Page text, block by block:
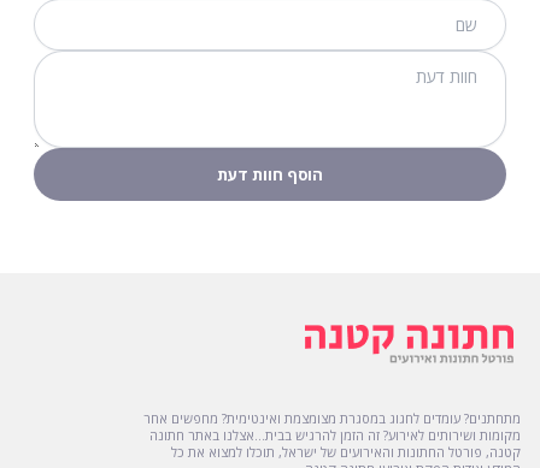
מתחתנים? עומדים לחגוג במסגרת מצומצמת ואינטימית? מחפשים אחר
מקומות ושירותים לאירוע? זה הזמן להרגיש בבית...אצלנו באתר חתונה
קטנה, פורטל החתונות והאירועים של ישראל, תוכלו למצוא את כל